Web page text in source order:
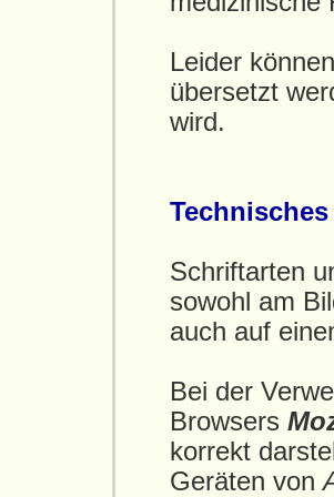
Leider
übersetzt
wird.
Schriftarten
sowohl am
auch auf
Bei der
Browsers
korrekt
Geräten von